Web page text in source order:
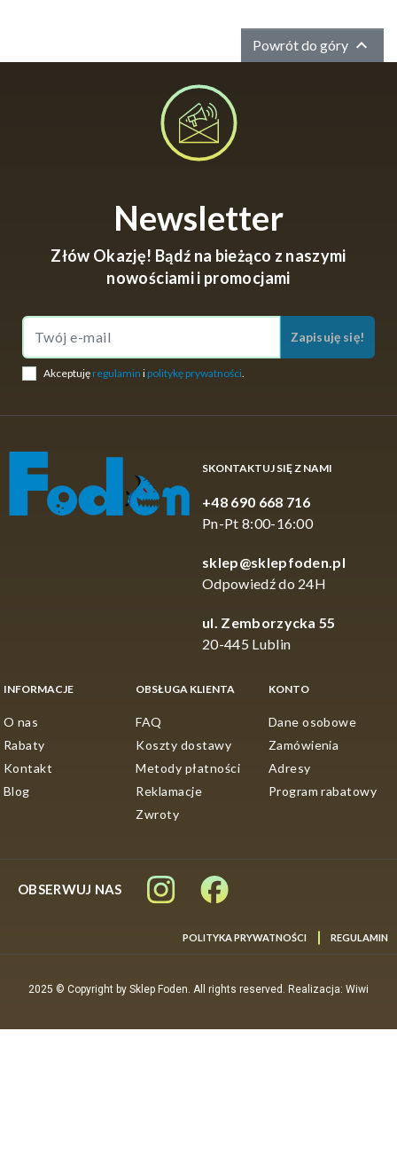
Powrót do góry 
Newsletter
Złów Okazję! Bądź na bieżąco z naszymi
nowościami i promocjami
Zapisuję się!
Akceptuję regulamin i politykę prywatności
SKONTAKTUJ SIĘ Z NAMI
+48 690 668 716
Pn-Pt 8:00-16:00
sklep@sklepfoden.pl
Odpowiedź do 24H
ul. Zemborzycka 55
20-445 Lublin
INFORMACJE
O nas
Rabaty
Kontakt
Blog
OBSŁUGA KLIENTA
FAQ
Koszty dostawy
Metody płatności
Reklamacje
Zwroty
KONTO
Dane osobowe
Zamówienia
Adresy
Program rabatowy
OBSERWUJ NAS
POLITYKA PRYWATNOŚCI REGULAMIN
2025 © Copyright by Sklep Foden. All rights reserved. Realizacja: Wiwi